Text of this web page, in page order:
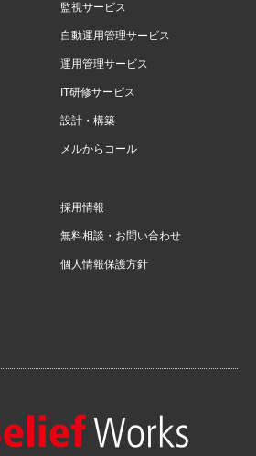
監視サービス
自動運用管理サービス
運用管理サービス
IT研修サービス
設計・構築
メルからコール
採用情報
無料相談・お問い合わせ
個人情報保護方針